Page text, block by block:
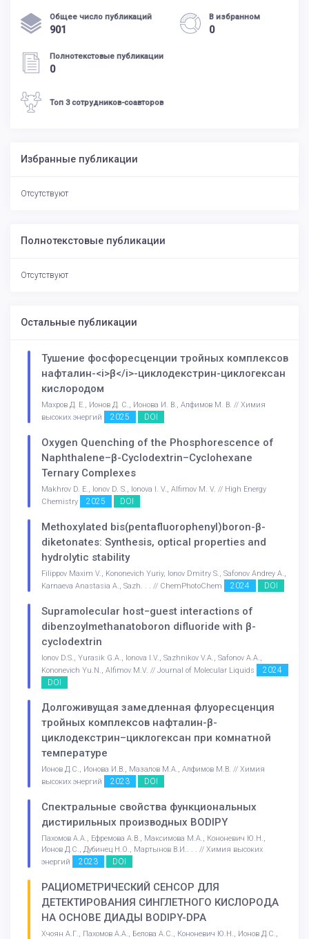
Общее число публикаций
901
В избранном
0
Полнотекстовые публикации
0
Топ 3 сотрудников-соавторов
Избранные публикации
Отсутствуют
Полнотекстовые публикации
Отсутствуют
Остальные публикации
Тушение фосфоресценции тройных комплексов
нафталин-<i>β</i>-циклодекстрин-циклогексан
кислородом
Махров Д. Е., Ионов Д. С., Ионова И. В., Алфимов М. В. // Химия
высоких энергий
2025 DOI
Oxygen Quenching of the Phosphorescence of
Naphthalene–β-Cyclodextrin–Cyclohexane
Ternary Complexes
Makhrov D. E., Ionov D. S., Ionova I. V., Alfimov M. V. // High Energy
Chemistry
2025 DOI
Methoxylated bis(pentafluorophenyl)boron-β-
diketonates: Synthesis, optical properties and
hydrolytic stability
Filippov Maxim V., Kononevich Yuriy, Ionov Dmitry S., Safonov Andrey A.,
Karnaeva Anastasia A., Sazh. . . // ChemPhotoChem
2024 DOI
Supramolecular host−guest interactions of
dibenzoylmethanatoboron difluoride with β-
cyclodextrin
Ionov D.S., Yurasik G.A., Ionova I.V., Sazhnikov V.A., Safonov A.A.,
Kononevich Yu.N., Alfimov M.V. // Journal of Molecular Liquids
2024
DOI
Долгоживущая замедленная флуоресценция
тройных комплексов нафталин-β-
циклодекстрин–циклогексан при комнатной
температуре
Ионов Д.С., Ионова И.В., Мазалов М.А., Алфимов М.В. // Химия
высоких энергий
2023 DOI
Спектральные свойства функциональных
дистирильных производных BODIPY
Пахомов А.А., Ефремова А.В., Максимова М.А., Кононевич Ю.Н.,
Ионов Д.С., Дубинец Н.О., Мартынов В.И.. . . // Химия высоких
энергий
2023 DOI
РАЦИОМЕТРИЧЕСКИЙ СЕНСОР ДЛЯ
ДЕТЕКТИРОВАНИЯ СИНГЛЕТНОГО КИСЛОРОДА
НА ОСНОВЕ ДИАДЫ BODIPY-DPA
Хчоян А.Г., Пахомов А.А., Белова А.С., Кононевич Ю.Н., Ионов Д.С.,